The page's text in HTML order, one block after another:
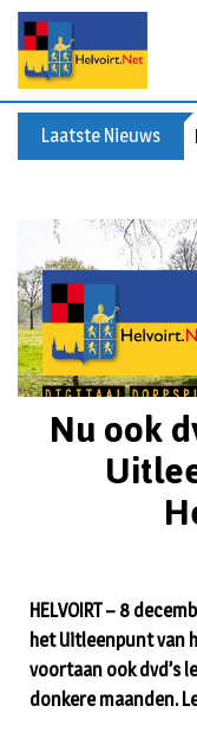
Laatste Nieuws
Nu ook
HELVOIRT – 8
het Uitleenpunt van
voortaan ook dvd’s
donkere maanden.